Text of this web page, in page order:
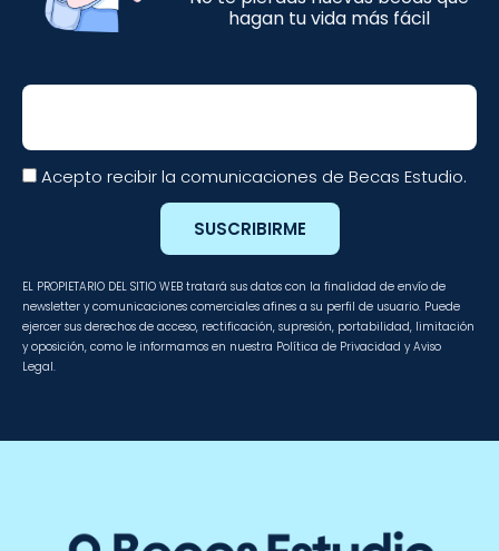
hagan tu vida más fácil
Email
Acepto recibir la comunicaciones de Becas Estudio.
SUSCRIBIRME
EL PROPIETARIO DEL SITIO WEB tratará sus datos con la finalidad de envío de
newsletter y comunicaciones comerciales afines a su perfil de usuario. Puede
ejercer sus derechos de acceso, rectificación, supresión, portabilidad, limitación
y oposición, como le informamos en nuestra Política de Privacidad y Aviso
Legal.